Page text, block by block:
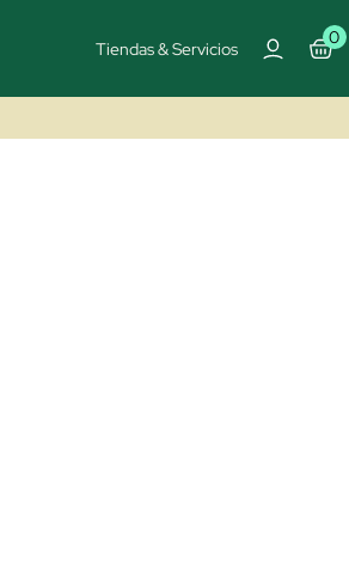
Tiendas & Servicios
0